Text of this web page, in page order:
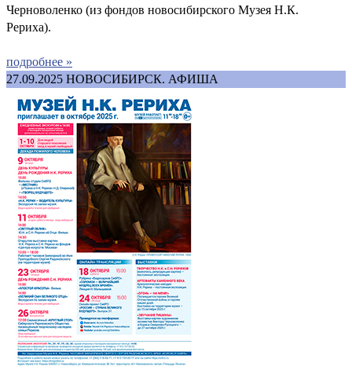
Черноволенко (из фондов новосибирского Музея Н.К.
Рериха).
подробнее »
27.09.2025 НОВОСИБИРСК. АФИША